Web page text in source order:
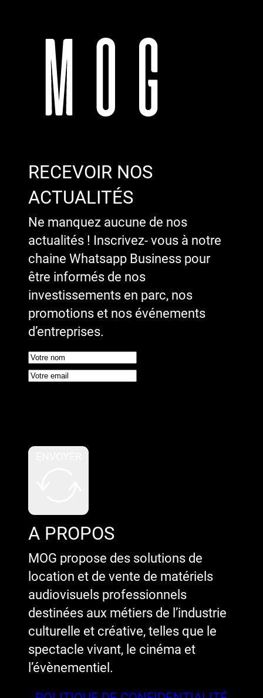
RECEVOIR NOS
ACTUALITÉS
Ne manquez aucune de nos
actualités ! Inscrivez- vous à notre
chaine Whatsapp Business pour
être informés de nos
investissements en parc, nos
promotions et nos événements
d’entreprises.
A PROPOS
MOG propose des solutions de
location et de vente de matériels
audiovisuels professionnels
destinées aux métiers de l’industrie
culturelle et créative, telles que le
spectacle vivant, le cinéma et
l’évènementiel.